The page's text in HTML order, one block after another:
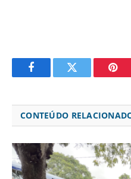
FacebookTwitter
CONTEÚDO